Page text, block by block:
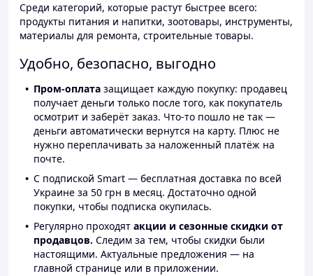
Среди категорий, которые растут быстрее всего:
продукты питания и напитки, зоотовары, инструменты,
материалы для ремонта, строительные товары.
Удобно, безопасно, выгодно
Пром-оплата защищает каждую покупку: продавец
получает деньги только после того, как покупатель
осмотрит и заберёт заказ. Что-то пошло не так —
деньги автоматически вернутся на карту. Плюс не
нужно переплачивать за наложенный платёж на
почте.
С подпиской Smart — бесплатная доставка по всей
Украине за 50 грн в месяц. Достаточно одной
покупки, чтобы подписка окупилась.
Регулярно проходят акции и сезонные скидки от
продавцов. Следим за тем, чтобы скидки были
настоящими. Актуальные предложения — на
главной странице или в приложении.